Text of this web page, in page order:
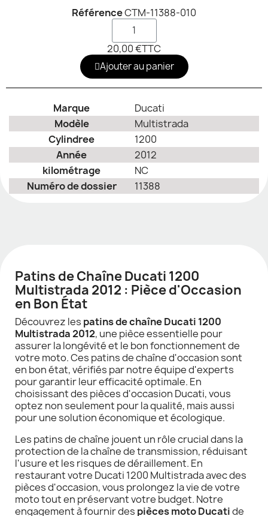
RéférenceCTM-11388-010
20,00 €TTC
Ajouter au panier
Marque
Ducati
Modèle
Multistrada
Cylindree
1200
Année
2012
kilométrage
NC
Numéro de dossier
11388
Patins de Chaîne Ducati 1200
Multistrada 2012 : Pièce d'Occasion
en Bon État
Découvrez les patins de chaîne Ducati 1200
Multistrada 2012, une pièce essentielle pour
assurer la longévité et le bon fonctionnement de
votre moto. Ces patins de chaîne d'occasion sont
en bon état, vérifiés par notre équipe d'experts
pour garantir leur efficacité optimale. En
choisissant des pièces d'occasion Ducati, vous
optez non seulement pour la qualité, mais aussi
pour une solution économique et écologique.
Les patins de chaîne jouent un rôle crucial dans la
protection de la chaîne de transmission, réduisant
l'usure et les risques de déraillement. En
restaurant votre Ducati 1200 Multistrada avec des
pièces d'occasion, vous prolongez la vie de votre
moto tout en préservant votre budget. Notre
engagement à fournir des pièces moto Ducatide